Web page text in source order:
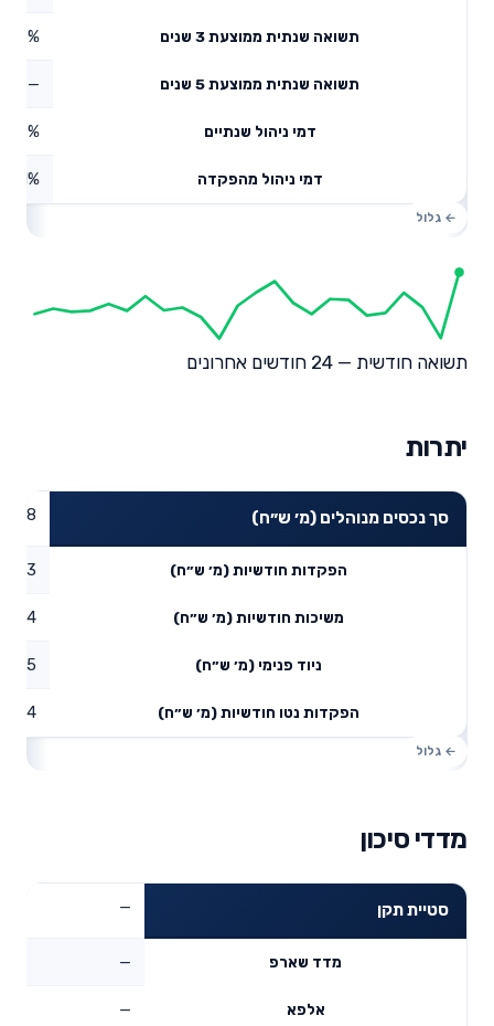
תשואה שנתית ממוצעת 3 שנים
תשואה שנתית ממוצעת 5 שנים —
דמי ניהול שנתיים 0.17%
דמי ניהול מהפקדה 1%
תשואה חודשית — 24 חודשים אחרונים
יתרות
סך נכסים מנוהלים (מ׳ ש״ח)
הפקדות חודשיות (מ׳ ש״ח) 0.03
משיכות חודשיות (מ׳ ש״ח) 0.04
ניוד פנימי (מ׳ ש״ח) 0.75
הפקדות נטו חודשיות (מ׳ ש״ח) 0.74
מדדי סיכון
סטיית תקן —
מדד שארפ —
אלפא —